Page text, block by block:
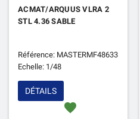
ACMAT/ARQUUS VLRA 2
STL 4.36 SABLE
Référence: MASTERMF48633
Echelle: 1/48
favorite
DÉTAILS